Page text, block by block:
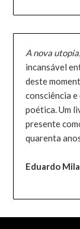
A nova utopia
incansável
deste
consciência
poética. Um
presente
quarenta
Eduardo